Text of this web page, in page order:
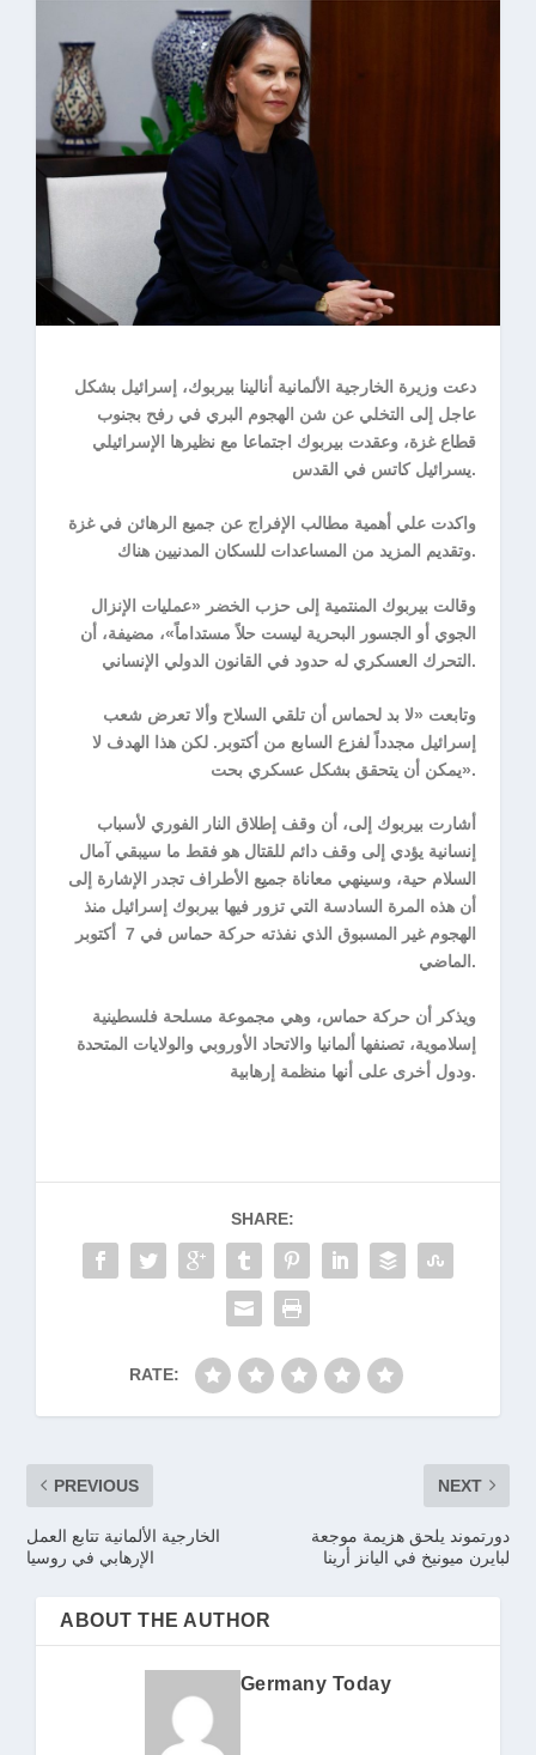
دعت وزيرة الخارجية الألمانية أنالينا بيربوك، إسرائيل بشكل
عاجل إلى التخلي عن شن الهجوم البري في رفح بجنوب
قطاع غزة، وعقدت بيربوك اجتماعا مع نظيرها الإسرائيلي
يسرائيل كاتس في القدس.
واكدت علي أهمية مطالب الإفراج عن جميع الرهائن في غزة
وتقديم المزيد من المساعدات للسكان المدنيين هناك.
وقالت بيربوك المنتمية إلى حزب الخضر «عمليات الإنزال
الجوي أو الجسور البحرية ليست حلاً مستداماً»، مضيفة، أن
التحرك العسكري له حدود في القانون الدولي الإنساني.
وتابعت «لا بد لحماس أن تلقي السلاح وألا تعرض شعب
إسرائيل مجدداً لفزع السابع من أكتوبر. لكن هذا الهدف لا
يمكن أن يتحقق بشكل عسكري بحت».
أشارت بيربوك إلى، أن وقف إطلاق النار الفوري لأسباب
إنسانية يؤدي إلى وقف دائم للقتال هو فقط ما سيبقي آمال
السلام حية، وسينهي معاناة جميع الأطراف تجدر الإشارة إلى
أن هذه المرة السادسة التي تزور فيها بيربوك إسرائيل منذ
الهجوم غير المسبوق الذي نفذته حركة حماس في 7 أكتوبر
الماضي.
ويذكر أن حركة حماس، وهي مجموعة مسلحة فلسطينية
إسلاموية، تصنفها ألمانيا والاتحاد الأوروبي والولايات المتحدة
ودول أخرى على أنها منظمة إرهابية.
SHARE:
RATE:
PREVIOUS
الخارجية الألمانية تتابع العمل
الإرهابي في روسيا
NEXT
دورتموند يلحق هزيمة موجعة
لبايرن ميونيخ في اليانز أرينا
ABOUT THE AUTHOR
Germany Today